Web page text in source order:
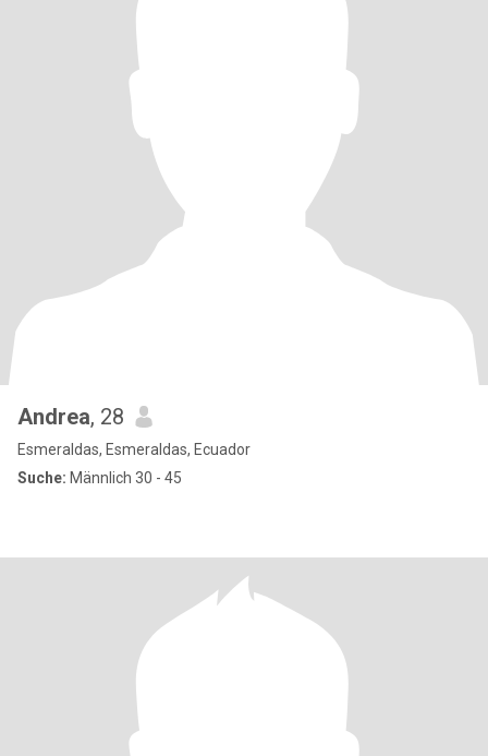
Andrea, 28
Esmeraldas, Esmeraldas, Ecuador
Suche: Männlich 30 - 45